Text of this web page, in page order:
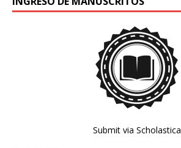
Submit via Scholastica